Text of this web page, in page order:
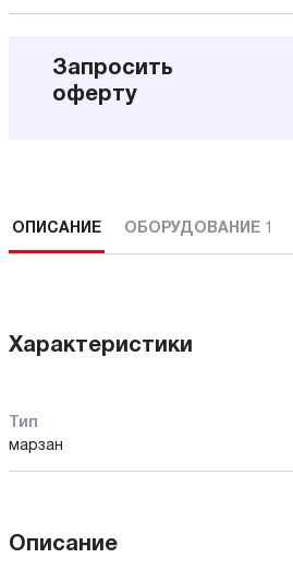
Запросить
оферту
ОПИСАНИЕ ОБОРУДОВАНИЕ 1
Характеристики
Тип
марзан
Описание